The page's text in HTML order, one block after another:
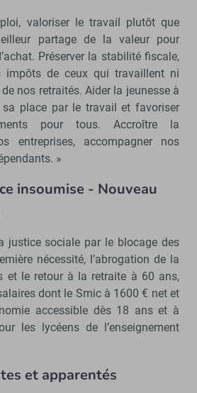
valoriser le travail plutôt que
partage de la valeur pour
Préserver la stabilité fiscale,
impôts de ceux qui travaillent ni
nos retraités. Aider la jeunesse à
sa place par le travail et favoriser
pour tous. Accroître la
entreprises, accompagner nos
»
insoumise - Nouveau
justice sociale par le blocage des
nécessité, l’abrogation de la
et le retour à la retraite à 60 ans,
dont le Smic à 1600 € net et
accessible dès 18 ans et à
les lycéens de l’enseignement
et apparentés